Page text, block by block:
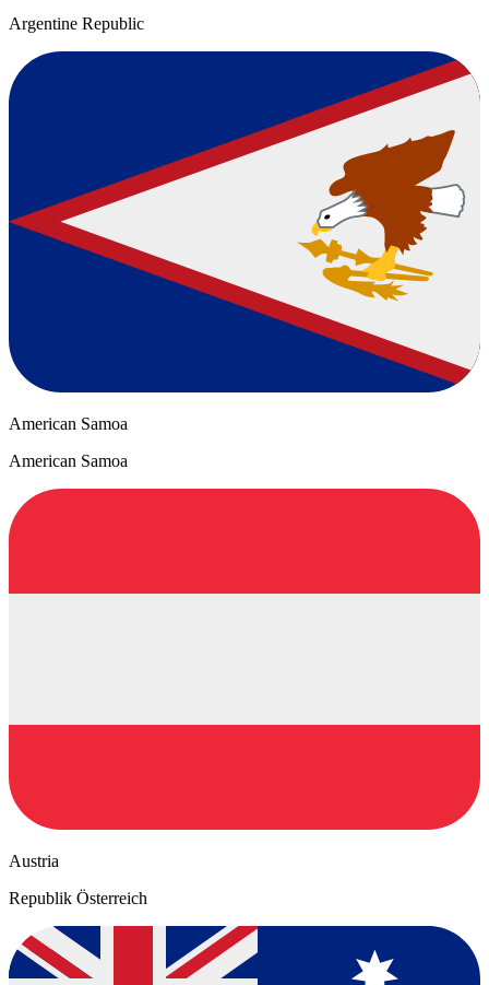
Argentine Republic
American Samoa
American Samoa
Austria
Republik Österreich